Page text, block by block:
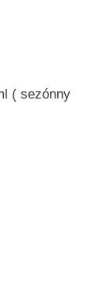
( sezónny